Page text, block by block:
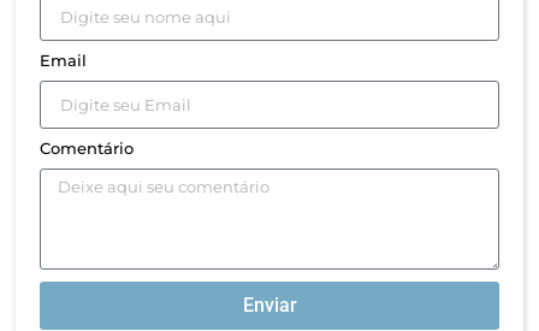
Email
Comentário
Enviar